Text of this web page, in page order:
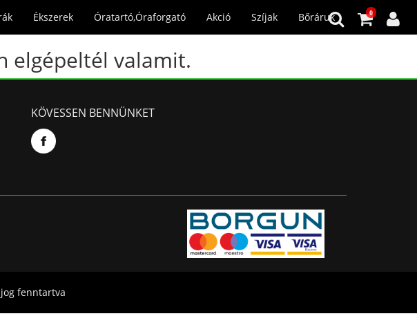
0
Ékszerek Óratartó,Óraforgató Akció Szíjak Bőráruk
elgépeltél valamit.
KÖVESSEN BENNÜNKET
fenntartva